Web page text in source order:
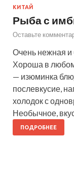
КИТАЙ
Рыба с
Оставьте
Очень нежная и
Хороша в
— изюминка
послевкусие,
холодок с
Необычное,
ПОДРОБНЕЕ